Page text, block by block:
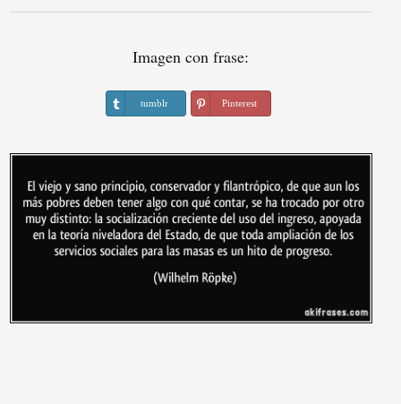
Imagen con frase:
tumblr Pinterest